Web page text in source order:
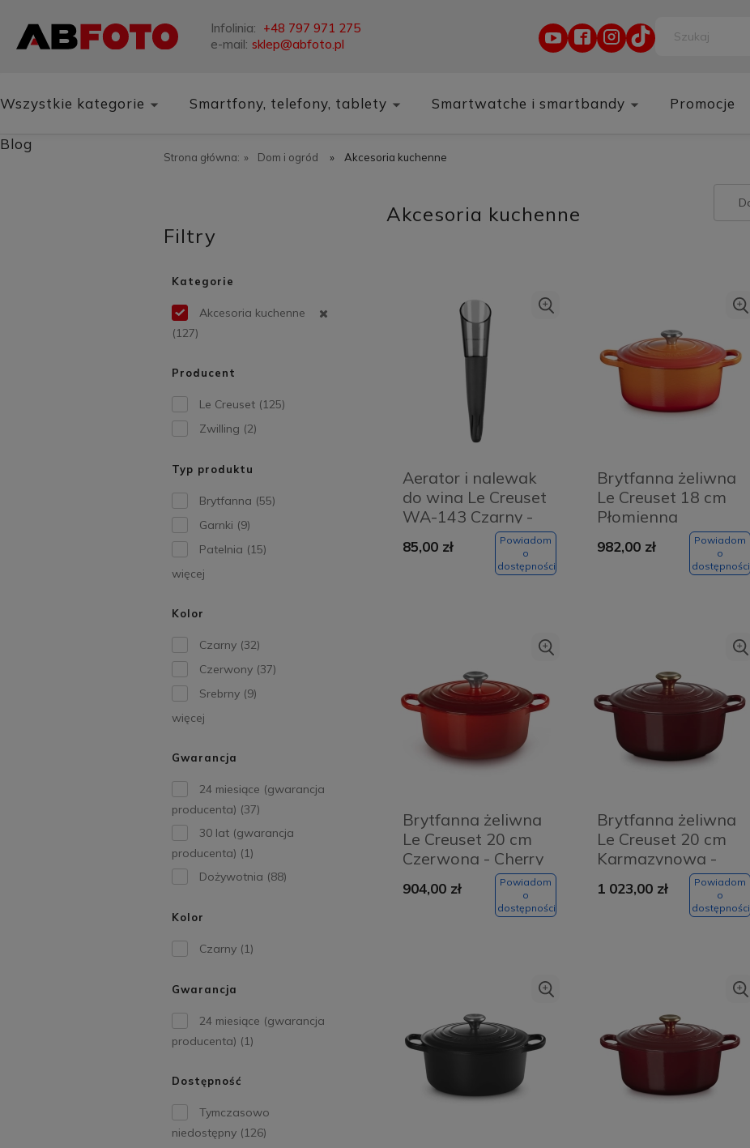
Infolinia: +48 797 971 275
e-mail: sklep@abfoto.pl
Wszystkie kategorie Smartfony, telefony, tablety Smartwatche i smartbandy Promocje
Blog
Strona główna: » Dom i ogród » Akcesoria kuchenne
Filtry
Kategorie
Akcesoria kuchenne
(127)
Producent
Le Creuset (125)
Zwilling (2)
Typ produktu
Brytfanna (55)
Garnki (9)
Patelnia (15)
więcej
Kolor
Czarny (32)
Czerwony (37)
Srebrny (9)
więcej
Gwarancja
24 miesiące (gwarancja
producenta) (37)
30 lat (gwarancja
producenta) (1)
Dożywotnia (88)
Kolor
Czarny (1)
Gwarancja
24 miesiące (gwarancja
producenta) (1)
Dostępność
Tymczasowo
niedostępny (126)
Akcesoria kuchenne
Aerator i nalewak
do wina Le Creuset
WA-143 Czarny -
85,00 zł
Powiadom
o
dostępności
Brytfanna żeliwna
Le Creuset 18 cm
Płomienna
czerwień - Flaming
red
982,00 zł
Powiadom
o
dostępności
Brytfanna żeliwna
Le Creuset 20 cm
Czerwona - Cherry
904,00 zł
Powiadom
o
dostępności
Brytfanna żeliwna
Le Creuset 20 cm
Karmazynowa -
1 023,00 zł
Powiadom
o
dostępności